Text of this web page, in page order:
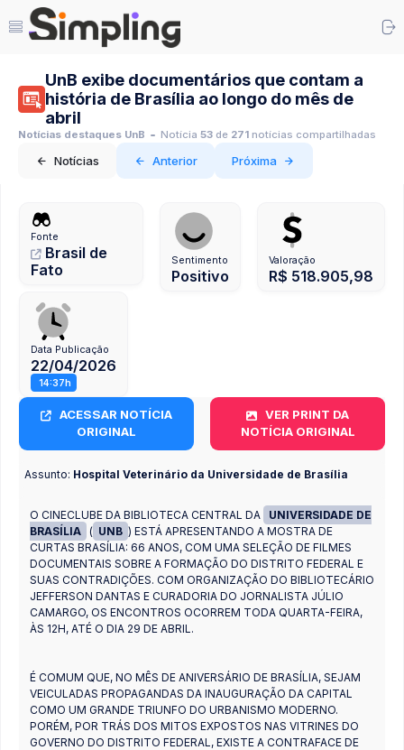
UnB exibe documentários que contam a
história de Brasília ao longo do mês de
abril
Notícias destaques UnB Notícia 53 de 271 notícias compartilhadas
Notícias Anterior Próxima
Fonte
Brasil de
Fato
Sentimento
Positivo
Valoração
R$ 518.905,98
Data Publicação
22/04/2026
14:37h
ACESSAR NOTÍCIA
ORIGINAL
VER PRINT DA
NOTÍCIA ORIGINAL
Assunto: Hospital Veterinário da Universidade de Brasília
O CINECLUBE DA BIBLIOTECA CENTRAL DA
UNIVERSIDADE DE
BRASÍLIA ( UNB ) ESTÁ APRESENTANDO A MOSTRA DE
CURTAS BRASÍLIA: 66 ANOS, COM UMA SELEÇÃO DE FILMES
DOCUMENTAIS SOBRE A FORMAÇÃO DO DISTRITO FEDERAL E
SUAS CONTRADIÇÕES. COM ORGANIZAÇÃO DO BIBLIOTECÁRIO
JEFFERSON DANTAS E CURADORIA DO JORNALISTA JÚLIO
CAMARGO, OS ENCONTROS OCORREM TODA QUARTA-FEIRA,
ÀS 12H, ATÉ O DIA 29 DE ABRIL.
É COMUM QUE, NO MÊS DE ANIVERSÁRIO DE BRASÍLIA, SEJAM
VEICULADAS PROPAGANDAS DA INAUGURAÇÃO DA CAPITAL
COMO UM GRANDE TRIUNFO DO URBANISMO MODERNO.
PORÉM, POR TRÁS DOS MITOS EXPOSTOS NAS VITRINES DO
GOVERNO DO DISTRITO FEDERAL, EXISTE A CONTRAFACE DE